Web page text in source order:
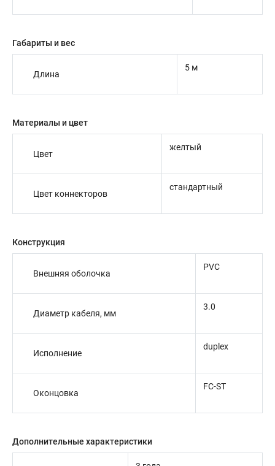
Габариты и вес
Длина
5 м
Материалы и цвет
Цвет
желтый
Цвет коннекторов
стандартный
Конструкция
Внешняя оболочка
PVC
Диаметр кабеля, мм
3.0
Исполнение
duplex
Оконцовка
FC-ST
Дополнительные характеристики